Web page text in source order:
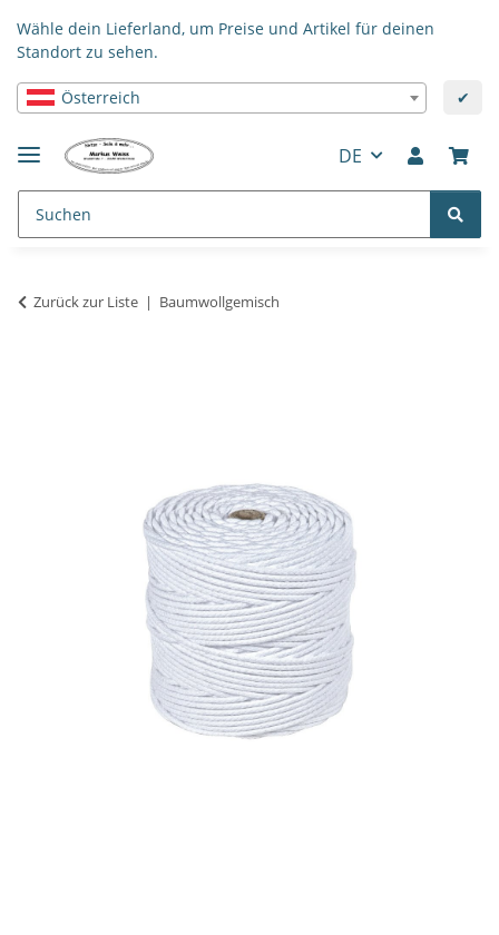
Wähle dein Lieferland, um Preise und Artikel für deinen
Standort zu sehen.
Österreich ✔
DE
Zurück zur Liste Baumwollgemisch